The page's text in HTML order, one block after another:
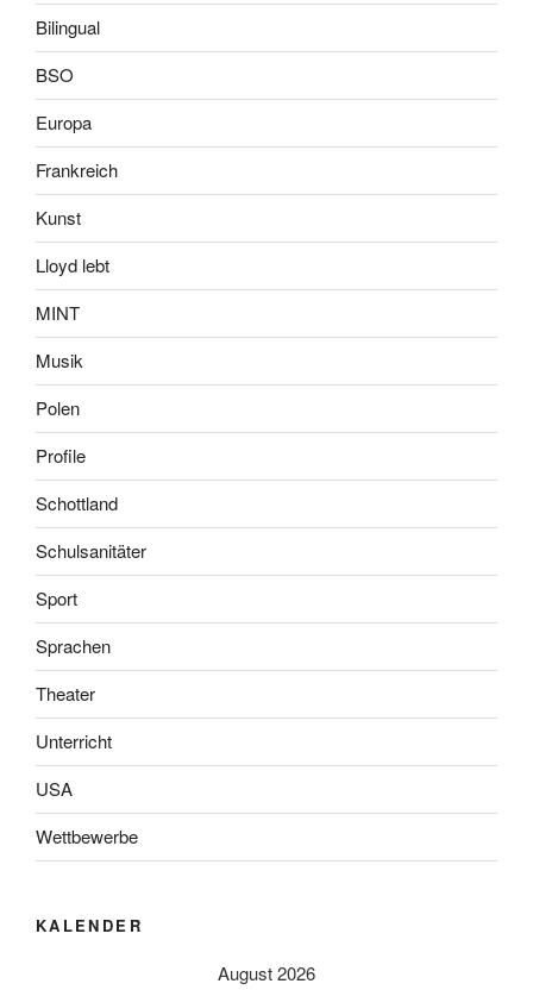
Bilingual
BSO
Europa
Frankreich
Kunst
Lloyd lebt
MINT
Musik
Polen
Profile
Schottland
Schulsanitäter
Sport
Sprachen
Theater
Unterricht
USA
Wettbewerbe
KALENDER
August 2026